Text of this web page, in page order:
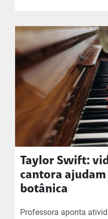
Taylor Swift:
cantora
botânica
Professora aponta